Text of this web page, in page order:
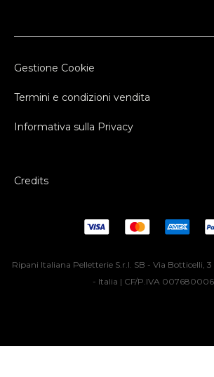
Gestione Cookie
Termini e condizioni vendita
Informativa sulla Privacy
Credits
Ripani Italiana Pelletterie S.r.l. SB - Via Botticelli,
- Italia | CF/P.IVA